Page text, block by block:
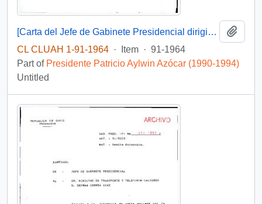
[Carta del Jefe de Gabinete Presidencial dirigida al Ministro del Interior referente a la Comisión de Verdad y Reconciliación]
CL CLUAH 1-91-1964 · Item · 91-1964
Part of Presidente Patricio Aylwin Azócar (1990-1994)
Untitled